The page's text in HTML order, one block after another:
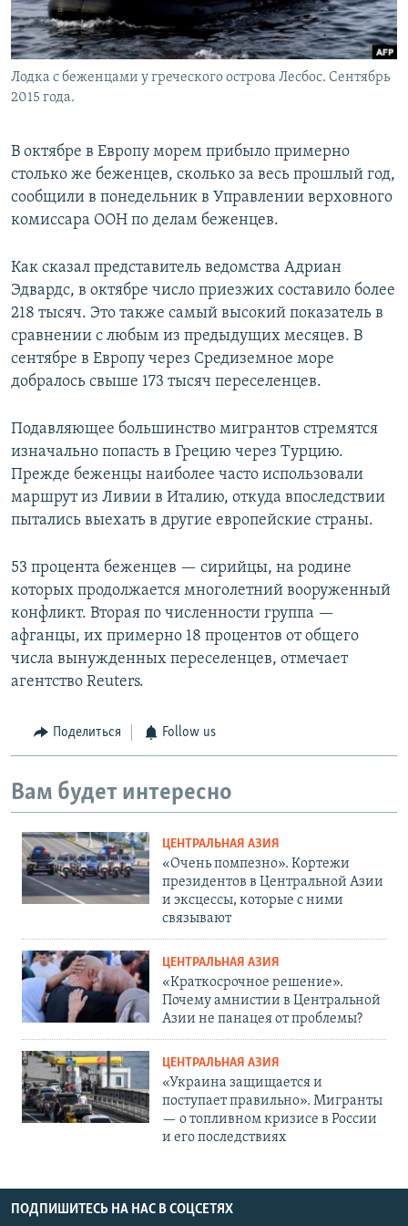
Лодка с беженцами у греческого острова Лесбос. Сентябрь
2015 года.
В октябре в Европу морем прибыло примерно
столько же беженцев, сколько за весь прошлый год,
сообщили в понедельник в Управлении верховного
комиссара ООН по делам беженцев.
Как сказал представитель ведомства Адриан
Эдвардс, в октябре число приезжих составило более
218 тысяч. Это также самый высокий показатель в
сравнении с любым из предыдущих месяцев. В
сентябре в Европу через Средиземное море
добралось свыше 173 тысяч переселенцев.
Подавляющее большинство мигрантов стремятся
изначально попасть в Грецию через Турцию.
Прежде беженцы наиболее часто использовали
маршрут из Ливии в Италию, откуда впоследствии
пытались выехать в другие европейские страны.
53 процента беженцев — сирийцы, на родине
которых продолжается многолетний вооруженный
конфликт. Вторая по численности группа —
афганцы, их примерно 18 процентов от общего
числа вынужденных переселенцев, отмечает
агентство Reuters.
Поделиться Follow us
Вам будет интересно
ЦЕНТРАЛЬНАЯ АЗИЯ
«Очень помпезно». Кортежи
президентов в Центральной Азии
и эксцессы, которые с ними
связывают
ЦЕНТРАЛЬНАЯ АЗИЯ
«Краткосрочное решение».
Почему амнистии в Центральной
Азии не панацея от проблемы?
ЦЕНТРАЛЬНАЯ АЗИЯ
«Украина защищается и
поступает правильно». Мигранты
— о топливном кризисе в России
и его последствиях
ПОДПИШИТЕСЬ НА НАС В СОЦСЕТЯХ